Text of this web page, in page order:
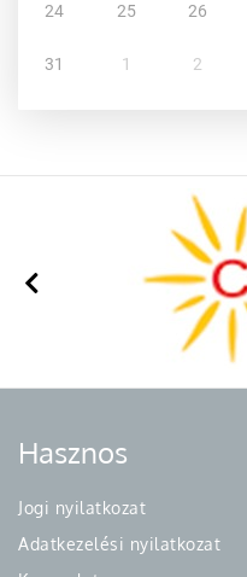
24 25 26
31 1 2
Hasznos
Jogi nyilatkozat
Adatkezelési nyilatkozat